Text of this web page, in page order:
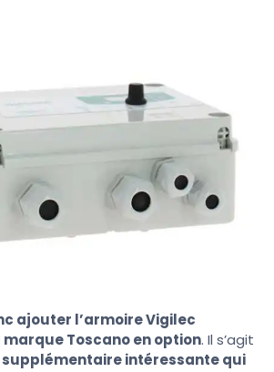
ajouter l’armoire Vigilec
Toscano en option. Il s’agit
intéressante qui